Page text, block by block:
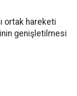
ortak hareketi
genişletilmesi